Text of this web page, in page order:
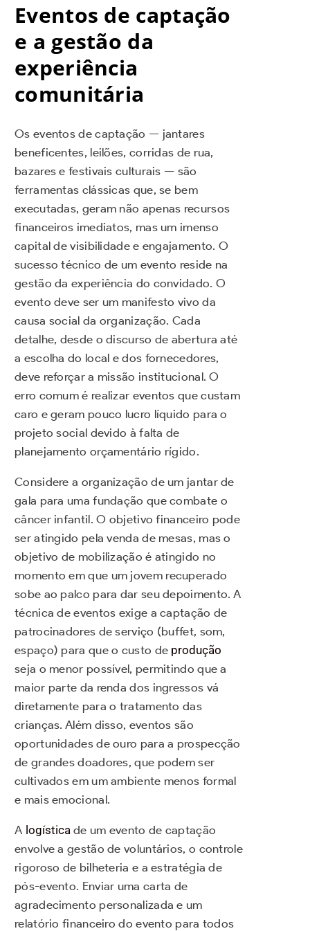
Eventos de captação
e a gestão da
experiência
comunitária
Os eventos de captação — jantares
beneficentes, leilões, corridas de rua,
bazares e festivais culturais — são
ferramentas clássicas que, se bem
executadas, geram não apenas recursos
financeiros imediatos, mas um imenso
capital de visibilidade e engajamento. O
sucesso técnico de um evento reside na
gestão da experiência do convidado. O
evento deve ser um manifesto vivo da
causa social da organização. Cada
detalhe, desde o discurso de abertura até
a escolha do local e dos fornecedores,
deve reforçar a missão institucional. O
erro comum é realizar eventos que custam
caro e geram pouco lucro líquido para o
projeto social devido à falta de
planejamento orçamentário rígido.
Considere a organização de um jantar de
gala para uma fundação que combate o
câncer infantil. O objetivo financeiro pode
ser atingido pela venda de mesas, mas o
objetivo de mobilização é atingido no
momento em que um jovem recuperado
sobe ao palco para dar seu depoimento. A
técnica de eventos exige a captação de
patrocinadores de serviço (buffet, som,
espaço) para que o custo de produção
seja o menor possível, permitindo que a
maior parte da renda dos ingressos vá
diretamente para o tratamento das
crianças. Além disso, eventos são
oportunidades de ouro para a prospecção
de grandes doadores, que podem ser
cultivados em um ambiente menos formal
e mais emocional.
A logísticade um evento de captação
envolve a gestão de voluntários, o controle
rigoroso de bilheteria e a estratégia de
pós-evento. Enviar uma carta de
agradecimento personalizada e um
relatório financeiro do evento para todos